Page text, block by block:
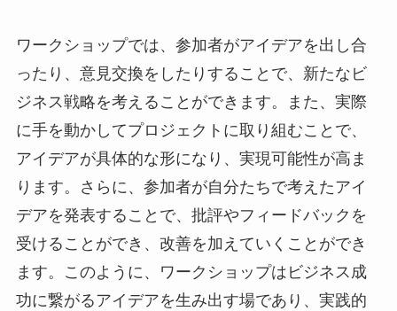
ワークショップでは、参加者がアイデアを出し合
ったり、意見交換をしたりすることで、新たなビ
ジネス戦略を考えることができます。また、実際
に手を動かしてプロジェクトに取り組むことで、
アイデアが具体的な形になり、実現可能性が高ま
ります。さらに、参加者が自分たちで考えたアイ
デアを発表することで、批評やフィードバックを
受けることができ、改善を加えていくことができ
ます。このように、ワークショップはビジネス成
功に繋がるアイデアを生み出す場であり、実践的